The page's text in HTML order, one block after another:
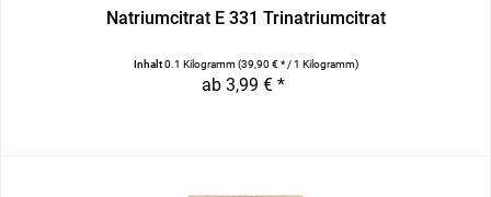
Natriumcitrat E 331 Trinatriumcitrat
Inhalt0.1 Kilogramm(39,90 € * / 1 Kilogramm)
ab 3,99 € *